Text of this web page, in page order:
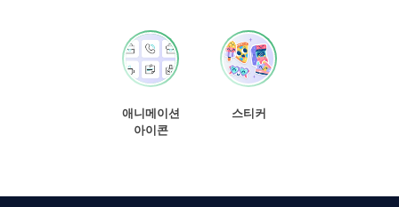
애니메이션
아이콘
스티커